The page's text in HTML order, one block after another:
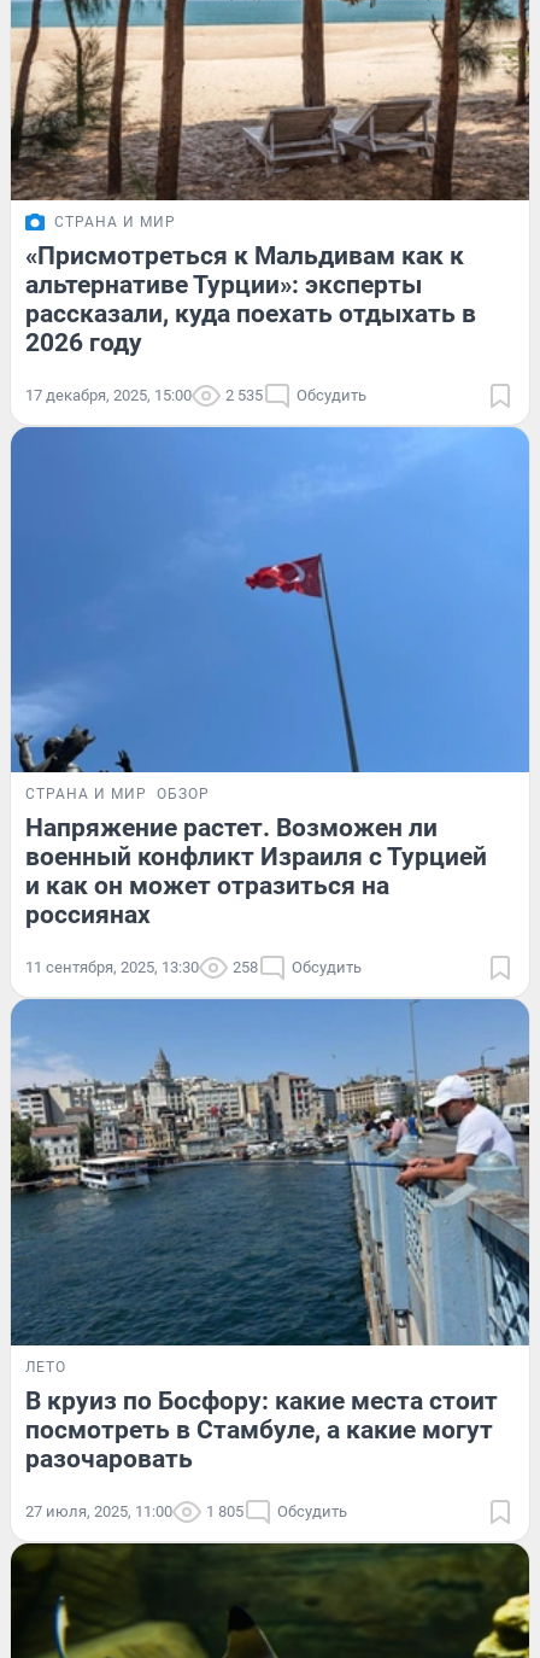
СТРАНА И МИР
«Присмотреться к Мальдивам как к
альтернативе Турции»: эксперты
рассказали, куда поехать отдыхать в
2026 году
17 декабря, 2025, 15:00 2 535 Обсудить
СТРАНА И МИР ОБЗОР
Напряжение растет. Возможен ли
военный конфликт Израиля с Турцией
и как он может отразиться на
россиянах
11 сентября, 2025, 13:30 258 Обсудить
ЛЕТО
В круиз по Босфору: какие места стоит
посмотреть в Стамбуле, а какие могут
разочаровать
27 июля, 2025, 11:00 1 805 Обсудить